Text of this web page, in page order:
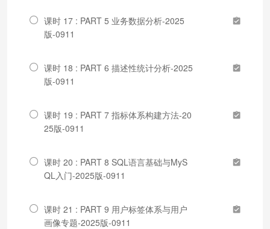
课时 17 : PART 5 业务数据分析-2025
版-0911
课时 18 : PART 6 描述性统计分析-2025
版-0911
课时 19 : PART 7 指标体系构建方法-20
25版-0911
课时 20 : PART 8 SQL语言基础与MyS
QL入门-2025版-0911
课时 21 : PART 9 用户标签体系与用户
画像专题-2025版-0911